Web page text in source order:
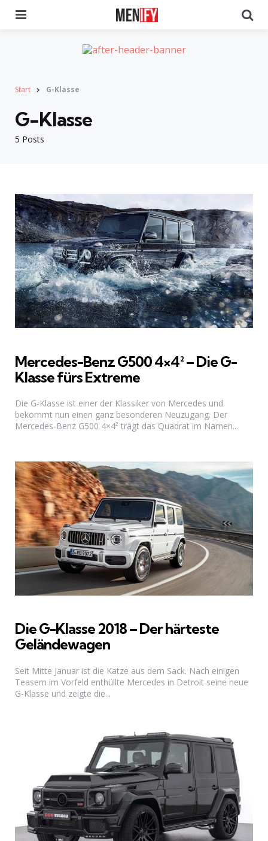
Start G-Klasse
5 Posts
G-Klasse
Mercedes-Benz G500 4×4² – Die G-
Klasse fürs Extreme
Die G-Klasse ist einer der Klassiker von Mercedes und
bekommt nun einen ganz besonderen Neuzugang. Der
Mercedes-Benz G500 4×4² trägt das Quadrat im Namen...
Die G-Klasse 2018 – Der härteste
Geländewagen
Seit Mitte Januar ist die Katze aus dem Sack. Nach einigen
Teasern im Vorfeld enthüllte Mercedes in Detroit seine neue
G-Klasse und zeigte die...